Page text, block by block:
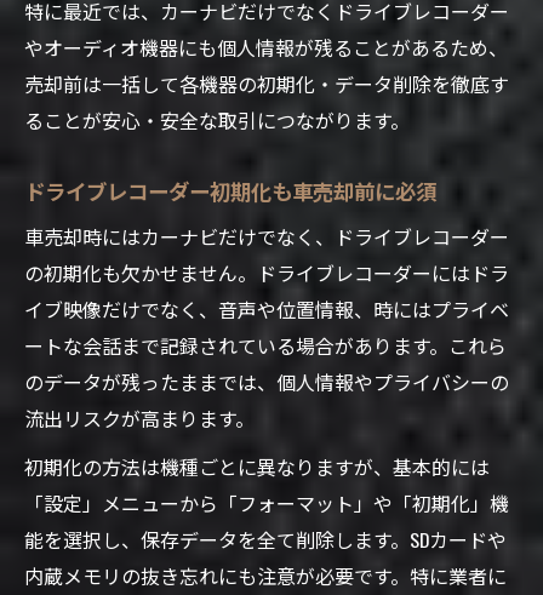
特に最近では、カーナビだけでなくドライブレコーダー
やオーディオ機器にも個人情報が残ることがあるため、
売却前は一括して各機器の初期化・データ削除を徹底す
ることが安心・安全な取引につながります。
ドライブレコーダー初期化も車売却前に必須
車売却時にはカーナビだけでなく、ドライブレコーダー
の初期化も欠かせません。ドライブレコーダーにはドラ
イブ映像だけでなく、音声や位置情報、時にはプライベ
ートな会話まで記録されている場合があります。これら
のデータが残ったままでは、個人情報やプライバシーの
流出リスクが高まります。
初期化の方法は機種ごとに異なりますが、基本的には
「設定」メニューから「フォーマット」や「初期化」機
能を選択し、保存データを全て削除します。SDカードや
内蔵メモリの抜き忘れにも注意が必要です。特に業者に